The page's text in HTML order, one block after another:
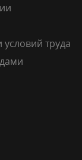
условий труда